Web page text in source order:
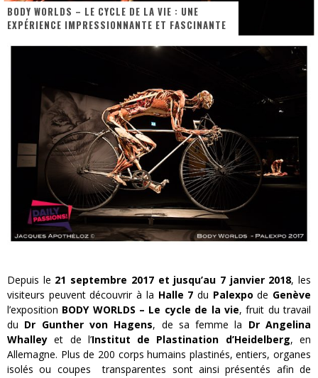
« Le Vent dand les Saules » - Une Belle Histoire !
« Damn Them All » - Un duo de Choc !
Yoshi and the mysterious book
BODY WORLDS – LE CYCLE DE LA VIE : UNE
EXPÉRIENCE IMPRESSIONNANTE ET FASCINANTE
Depuis le 21 septembre 2017 et jusqu’au 7 janvier 2018, les
visiteurs peuvent découvrir à la Halle 7 du Palexpo de Genève
l’exposition BODY WORLDS – Le cycle de la vie, fruit du travail
du Dr Gunther von Hagens, de sa femme la Dr Angelina
Whalleyet de l’Institut de Plastination d’Heidelberg, en
Allemagne. Plus de 200 corps humains plastinés, entiers, organes
isolés ou coupes transparentes sont ainsi présentés afin de